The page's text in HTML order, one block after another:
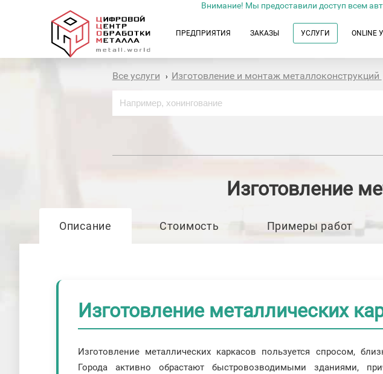
Внимание! Мы предоставили доступ всем
ПРЕДПРИЯТИЯ ЗАКАЗЫ УСЛУГИ ONLINE
Все услуги › Изготовление и монтаж металлоконструкций
Изготовление
Описание Стоимость Примеры работ
Изготовление металлических
Изготовление металлических каркасов пользуется спросом,
Города активно обрастают быстровозводимыми зданиями,